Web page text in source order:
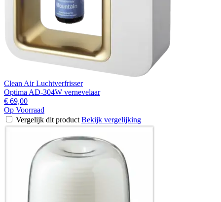
Clean Air Luchtverfrisser
Optima AD-304W vernevelaar
€ 69,00
Op Voorraad
Vergelijk dit product Bekijk vergelijking